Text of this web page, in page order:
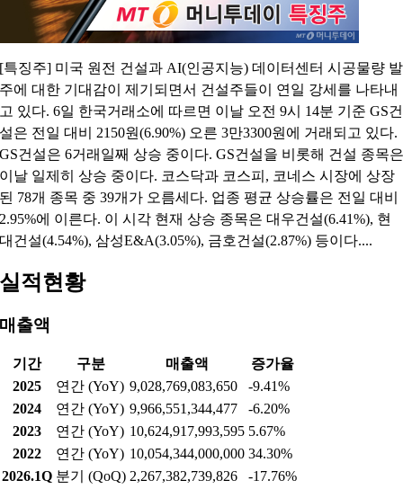
[특징주] 미국 원전 건설과 AI(인공지능) 데이터센터 시공물량 발
주에 대한 기대감이 제기되면서 건설주들이 연일 강세를 나타내
고 있다. 6일 한국거래소에 따르면 이날 오전 9시 14분 기준 GS건
설은 전일 대비 2150원(6.90%) 오른 3만3300원에 거래되고 있다.
GS건설은 6거래일째 상승 중이다. GS건설을 비롯해 건설 종목은
이날 일제히 상승 중이다. 코스닥과 코스피, 코네스 시장에 상장
된 78개 종목 중 39개가 오름세다. 업종 평균 상승률은 전일 대비
2.95%에 이른다. 이 시각 현재 상승 종목은 대우건설(6.41%), 현
대건설(4.54%), 삼성E&A(3.05%), 금호건설(2.87%) 등이다....
실적현황
매출액
기간 구분 매출액
증가율
2025
연간 (YoY) 9,028,769,083,650
-9.41%
2024
연간 (YoY) 9,966,551,344,477
-6.20%
2023
연간 (YoY) 10,624,917,993,595 5.67%
2022
연간 (YoY) 10,054,344,000,000 34.30%
2026.1Q 분기 (QoQ) 2,267,382,739,826
-17.76%